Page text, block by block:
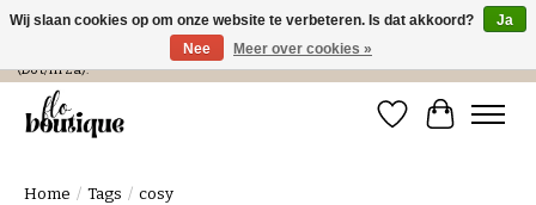
Verzending in NL € 4,99 en gratis bij een bestelling > € 100 of afhalen in de winkel
(Do t/m Za).
Verlanglijst
Home / Tags / cosy
Wij slaan cookies op om onze website te verbeteren. Is dat akkoord?
Ja
Nee
Meer over cookies »